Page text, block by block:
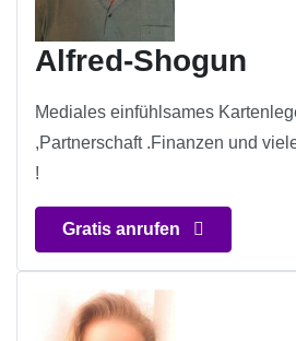
Alfred-Shogun
Mediales einfühlsames
,Partnerschaft .Finanzen und
!
Gratis anrufen